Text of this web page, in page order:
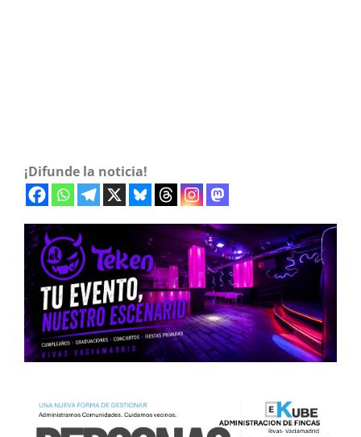
¡Difunde la noticia!